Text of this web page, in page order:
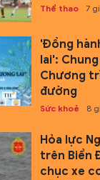
Thể thao 7
'Đồng
lai':
Chương
đường
Sức khoẻ 8
Hỏa lực
trên Biển
chục xe